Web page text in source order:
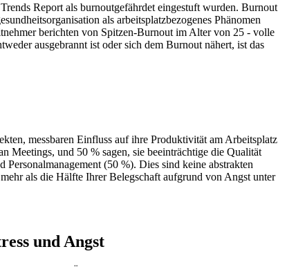
Report als burnoutgefährdet eingestuft wurden. Burnout
als arbeitsplatzbezogenes Phänomen
berichten von Spitzen-Burnout im Alter von 25 - volle
ausgebrannt ist oder sich dem Burnout nähert, ist das
messbaren Einfluss auf ihre Produktivität am Arbeitsplatz
Meetings, und 50 % sagen, sie beeinträchtige die Qualität
(50 %). Dies sind keine abstrakten
als die Hälfte Ihrer Belegschaft aufgrund von Angst unter
und Angst